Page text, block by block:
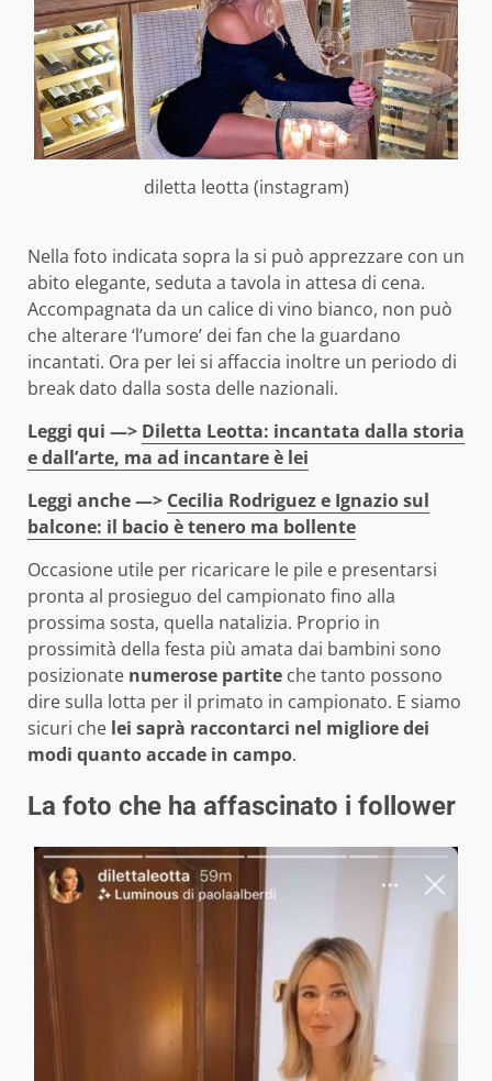
diletta leotta (instagram)
Nella foto indicata sopra la si può apprezzare con un
abito elegante, seduta a tavola in attesa di cena.
Accompagnata da un calice di vino bianco, non può
che alterare ‘l’umore’ dei fan che la guardano
incantati. Ora per lei si affaccia inoltre un periodo di
break dato dalla sosta delle nazionali.
Leggi qui —> Diletta Leotta: incantata dalla storia
e dall’arte, ma ad incantare è lei
Leggi anche —> Cecilia Rodriguez e Ignazio sul
balcone: il bacio è tenero ma bollente
Occasione utile per ricaricare le pile e presentarsi
pronta al prosieguo del campionato fino alla
prossima sosta, quella natalizia. Proprio in
prossimità della festa più amata dai bambini sono
posizionate numerose partite che tanto possono
dire sulla lotta per il primato in campionato. E siamo
sicuri che lei saprà raccontarci nel migliore dei
modi quanto accade in campo.
La foto che ha affascinato i follower